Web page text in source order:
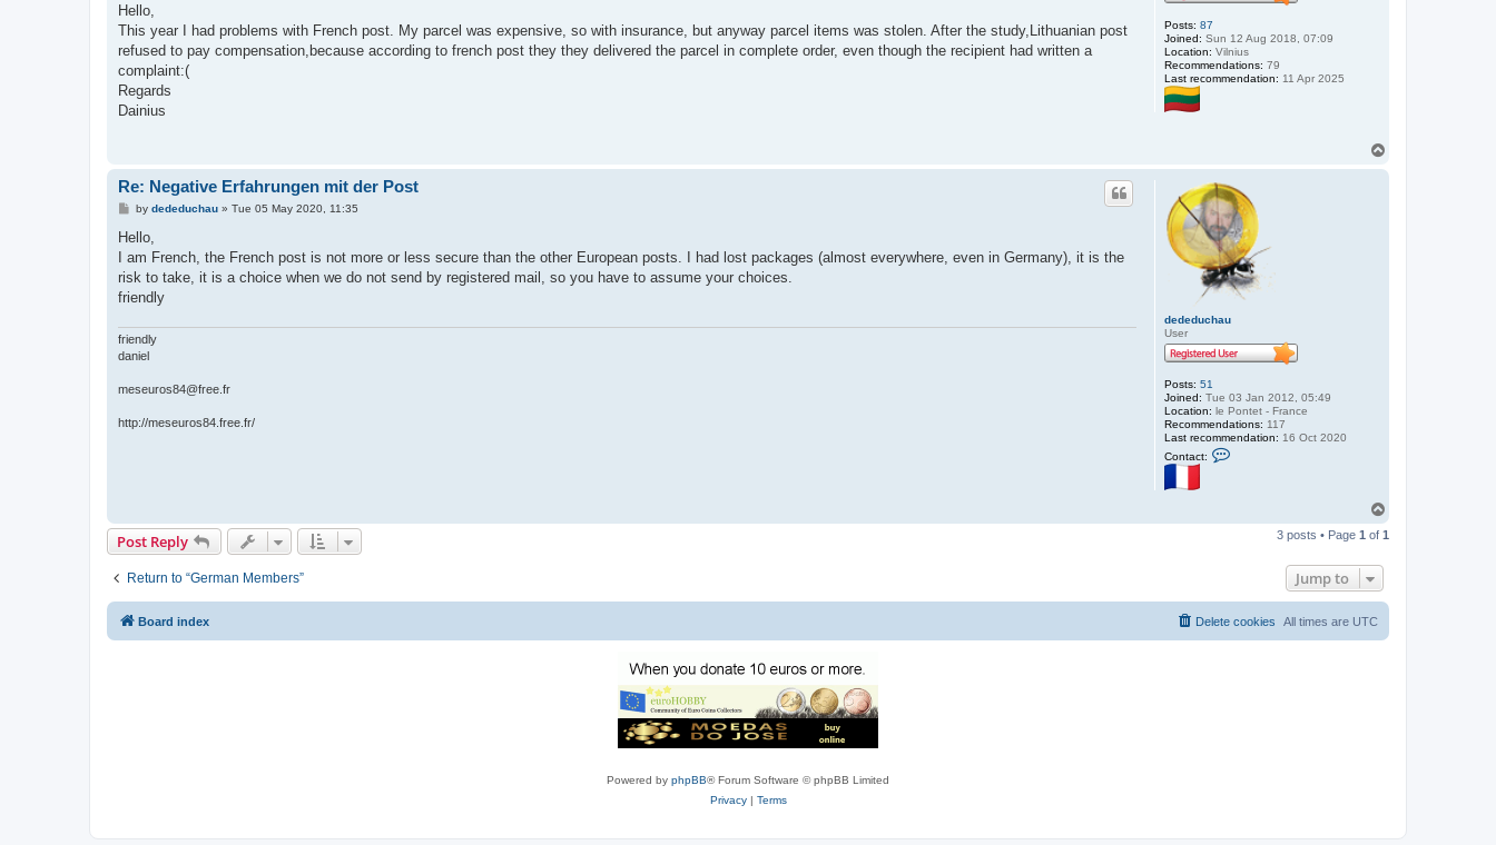
Posts: 87
Joined: Sun 12 Aug 2018, 07:09
Location: Vilnius
Recommendations: 79
Last recommendation: 11 Apr 2025
s
Hello,
This year I had problems with French post. My parcel was expensive, so with insurance, but anyway parcel items was stolen. After the study,Lithuanian post
refused to pay compensation,because according to french post they they delivered the parcel in complete order, even though the recipient had written a
complaint:(
Regards
Dainius
dededuchau
User
Posts: 51
Joined: Tue 03 Jan 2012, 05:49
Location: le Pontet - France
Recommendations: 117
Last recommendation: 16 Oct 2020
Contact:
c
Re: Negative Erfahrungen mit der Post
P
s
by dededuchau» Tue 05 May 2020, 11:35
Hello,
I am French, the French post is not more or less secure than the other European posts. I had lost packages (almost everywhere, even in Germany), it is the
risk to take, it is a choice when we do not send by registered mail, so you have to assume your choices.
friendly
friendly
daniel
meseuros84@free.fr
http://meseuros84.free.fr/
p
Post Reply 3 posts • Page 1 of 1
Return to “German Members” Jump to
Board index All times are UTC
Delete cookies
Powered by phpBB® Forum Software © phpBB Limited
Privacy| Terms